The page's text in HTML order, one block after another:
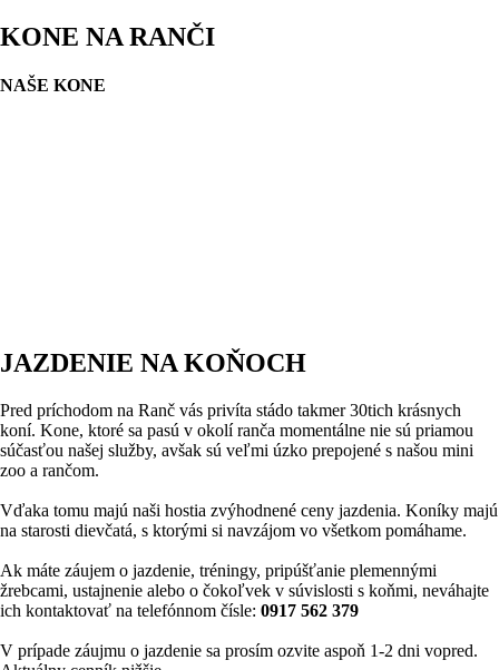
KONE NA RANČI
NAŠE KONE
JAZDENIE NA KOŇOCH
Pred príchodom na Ranč vás privíta stádo takmer 30tich krásnych
koní. Kone, ktoré sa pasú v okolí ranča momentálne nie sú priamou
súčasťou našej služby, avšak sú veľmi úzko prepojené s našou mini
zoo a rančom.
Vďaka tomu majú naši hostia zvýhodnené ceny jazdenia. Koníky majú
na starosti dievčatá, s ktorými si navzájom vo všetkom pomáhame.
Ak máte záujem o jazdenie, tréningy, pripúšťanie plemennými
žrebcami, ustajnenie alebo o čokoľvek v súvislosti s koňmi, neváhajte
ich kontaktovať na telefónnom čísle: 0917 562 379
V prípade záujmu o jazdenie sa prosím ozvite aspoň 1-2 dni vopred.